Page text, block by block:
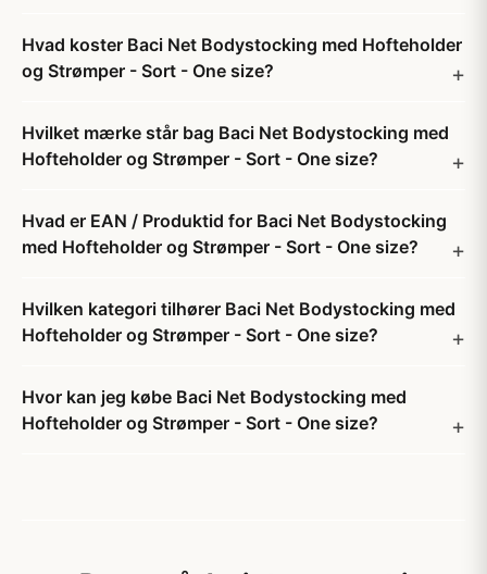
Hvad koster Baci Net Bodystocking med Hofteholder
og Strømper - Sort - One size?
Hvilket mærke står bag Baci Net Bodystocking med
Hofteholder og Strømper - Sort - One size?
Hvad er EAN / Produktid for Baci Net Bodystocking
med Hofteholder og Strømper - Sort - One size?
Hvilken kategori tilhører Baci Net Bodystocking med
Hofteholder og Strømper - Sort - One size?
Hvor kan jeg købe Baci Net Bodystocking med
Hofteholder og Strømper - Sort - One size?